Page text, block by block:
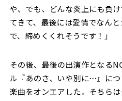
や、でも、どんな炎上にも負
てきて、最後には愛情でなん
で、締めくくれそうです！」
その後、最後の出演作となる
ル『あのさ、いや別に…』に
楽曲をオンエアした。そちらは